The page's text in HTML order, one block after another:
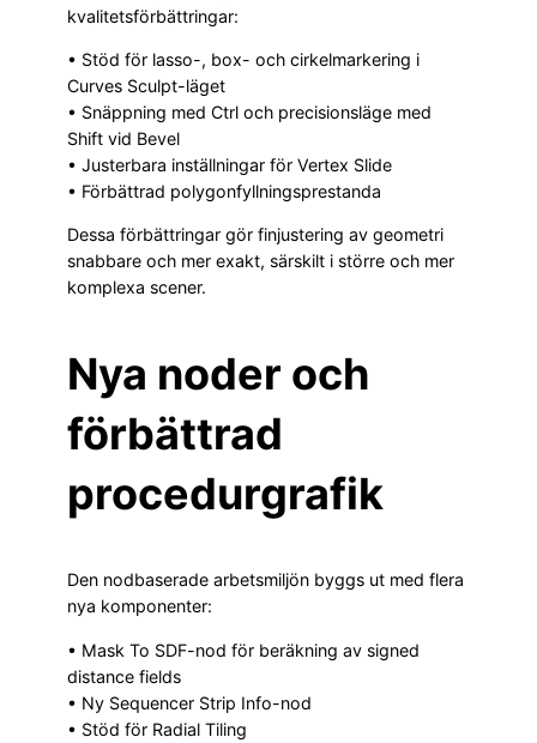
kvalitetsförbättringar:
• Stöd för lasso-, box- och cirkelmarkering i
Curves Sculpt-läget
• Snäppning med Ctrl och precisionsläge med
Shift vid Bevel
• Justerbara inställningar för Vertex Slide
• Förbättrad polygonfyllningsprestanda
Dessa förbättringar gör finjustering av geometri
snabbare och mer exakt, särskilt i större och mer
komplexa scener.
Nya noder och
förbättrad
procedurgrafik
Den nodbaserade arbetsmiljön byggs ut med flera
nya komponenter:
• Mask To SDF-nod för beräkning av signed
distance fields
• Ny Sequencer Strip Info-nod
• Stöd för Radial Tiling